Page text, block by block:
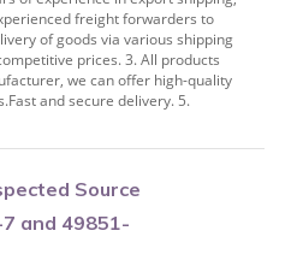
freight forwarders to
of goods via various shipping
prices. 3. All products
we can offer high-quality
and secure delivery. 5.
Source
and 49851-